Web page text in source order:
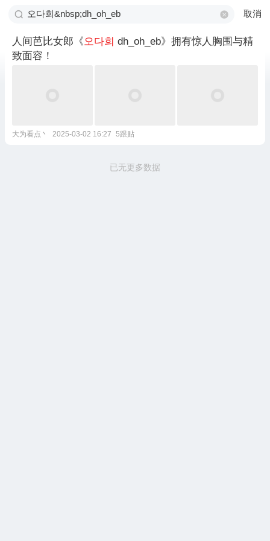
取消
人间芭比女郎《오다희 dh_oh_eb》拥有惊人胸围与精
致面容！
大为看点丶 2025-03-02 16:27 5跟贴
已无更多数据